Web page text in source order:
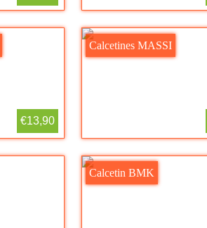
€13,90
Calcetines MASSI
Calcetin BMK